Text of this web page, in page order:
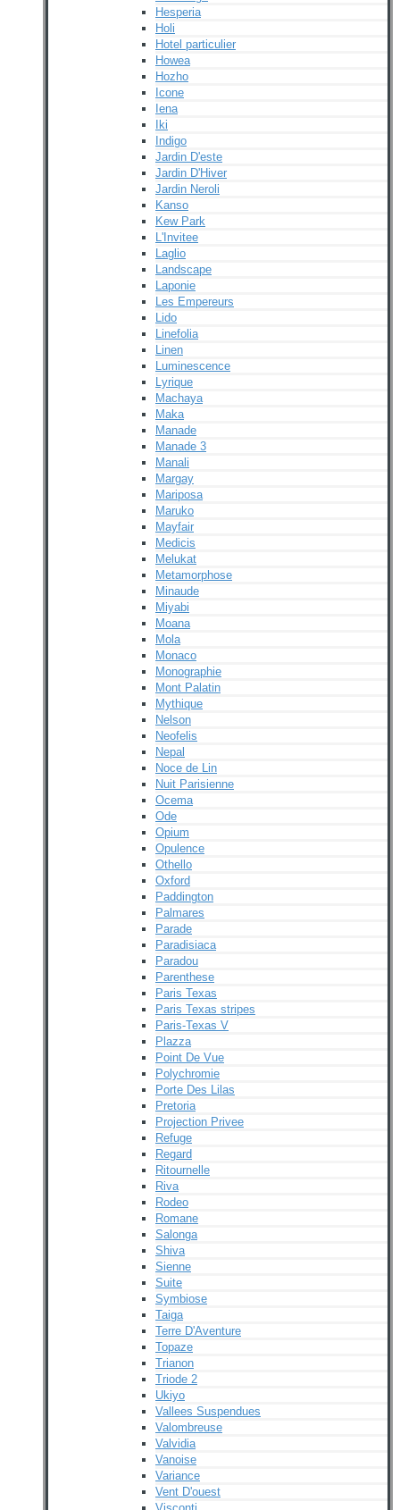
Hesperia
Holi
Hotel particulier
Howea
Hozho
Icone
Iena
Iki
Indigo
Jardin D'este
Jardin D'Hiver
Jardin Neroli
Kanso
Kew Park
L'Invitee
Laglio
Landscape
Laponie
Les Empereurs
Lido
Linefolia
Linen
Luminescence
Lyrique
Machaya
Maka
Manade
Manade 3
Manali
Margay
Mariposa
Maruko
Mayfair
Medicis
Melukat
Metamorphose
Minaude
Miyabi
Moana
Mola
Monaco
Monographie
Mont Palatin
Mythique
Nelson
Neofelis
Nepal
Noce de Lin
Nuit Parisienne
Ocema
Ode
Opium
Opulence
Othello
Oxford
Paddington
Palmares
Parade
Paradisiaca
Paradou
Parenthese
Paris Texas
Paris Texas stripes
Paris-Texas V
Plazza
Point De Vue
Polychromie
Porte Des Lilas
Pretoria
Projection Privee
Refuge
Regard
Ritournelle
Riva
Rodeo
Romane
Salonga
Shiva
Sienne
Suite
Symbiose
Taiga
Terre D'Aventure
Topaze
Trianon
Triode 2
Ukiyo
Vallees Suspendues
Valombreuse
Valvidia
Vanoise
Variance
Vent D'ouest